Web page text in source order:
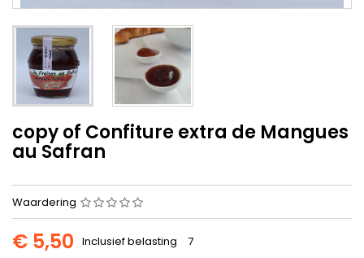
copy of Confiture extra de Mangues
au Safran
Waardering
€ 5,50 Inclusief belasting 7